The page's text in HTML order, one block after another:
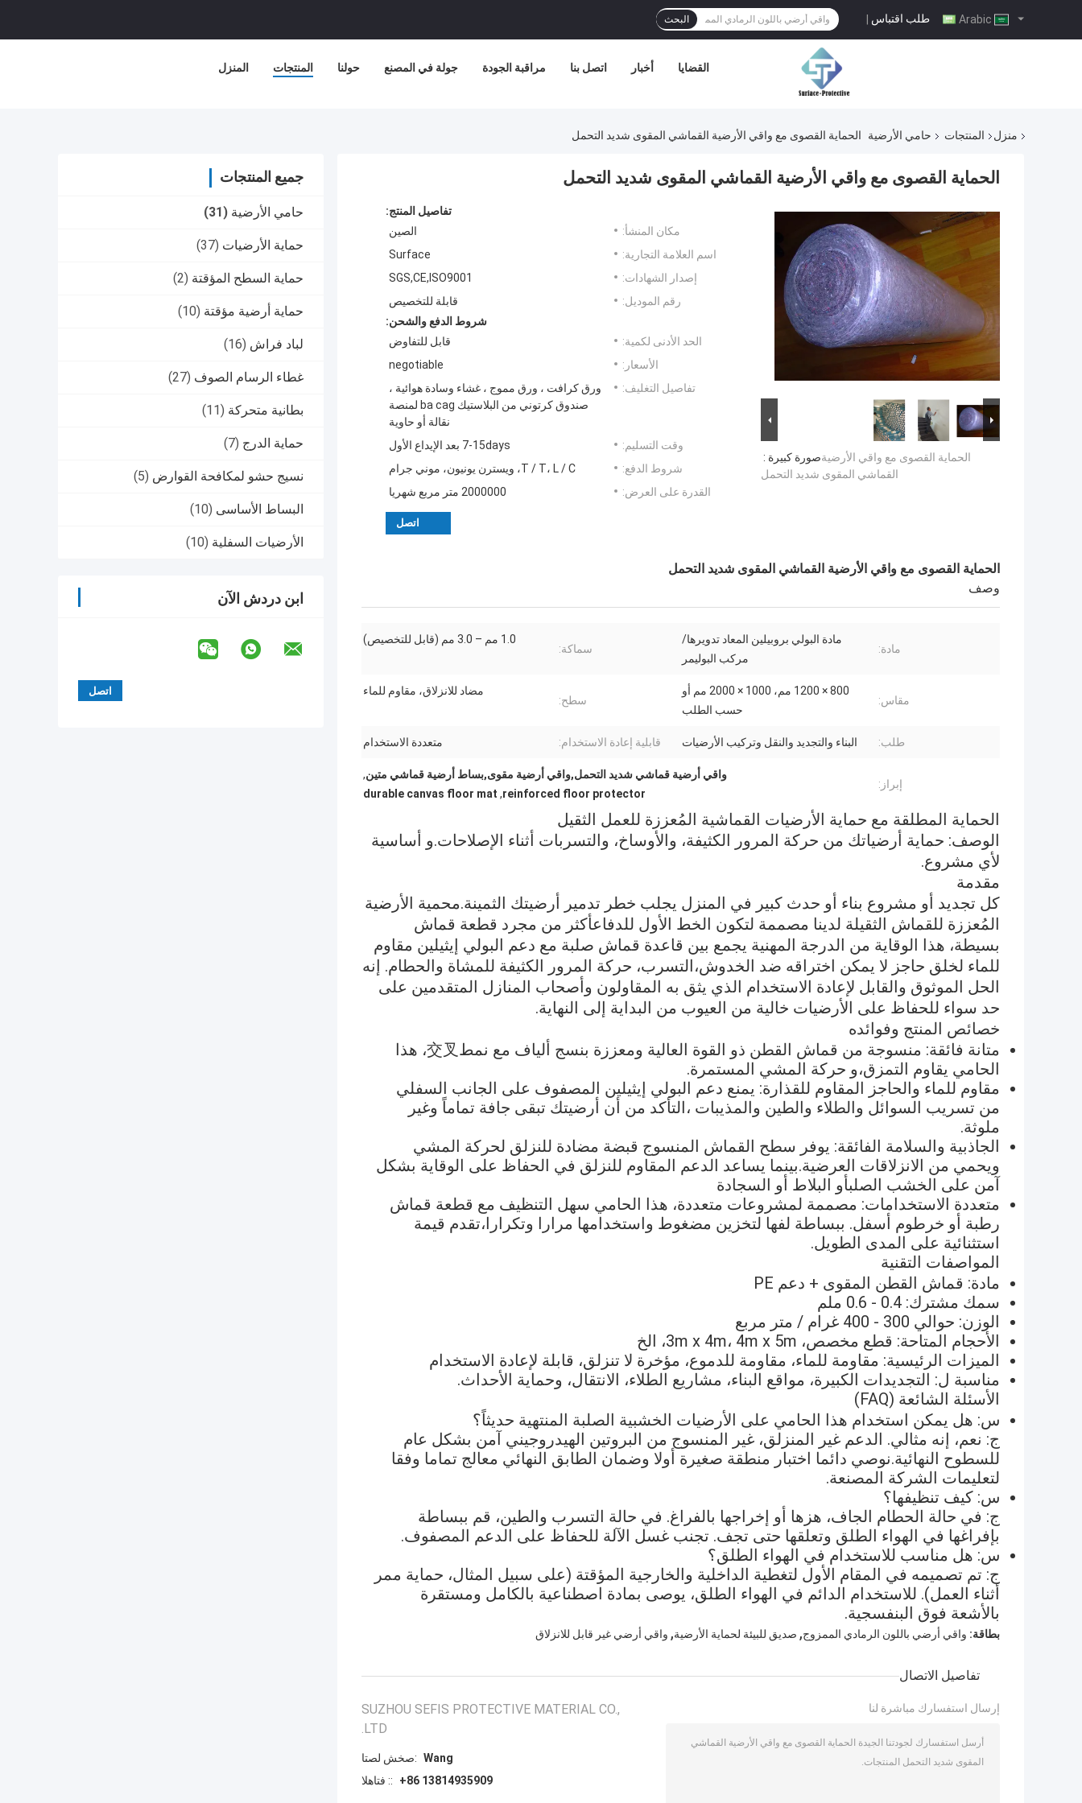
طلب اقتباس | البحث
المنزل المنتجات حولنا جولة في المصنع مراقبة الجودة اتصل بنا أخبار القضايا
منزل المنتجات حامي الأرضية الحماية القصوى مع واقي الأرضية القماشي المقوى شديد التحمل
جميع المنتجات
حامي الأرضية (31)
حماية الأرضيات (37)
حماية السطح المؤقتة (2)
حماية أرضية مؤقتة (10)
لباد فراش (16)
غطاء الرسام الصوف (27)
بطانية متحركة (11)
حماية الدرج (7)
نسيج حشو لمكافحة القوارض (5)
البساط الأساسى (10)
الأرضيات السفلية (10)
ابن دردش الآن
الحماية القصوى مع واقي الأرضية القماشي المقوى شديد التحمل
صورة كبيرة :الحماية القصوى مع واقي الأرضية
القماشي المقوى شديد التحمل
تفاصيل المنتج:
مكان المنشأ:
الصين
اسم العلامة التجارية:
Surface
إصدار الشهادات:
SGS,CE,ISO9001
رقم الموديل:
قابلة للتخصيص
شروط الدفع والشحن:
الحد الأدنى لكمية:
قابل للتفاوض
الأسعار:
negotiable
تفاصيل التغليف:
ورق كرافت ، ورق مموج ، غشاء وسادة هوائية ،
صندوق كرتوني من البلاستيك ba cag لمنصة
نقالة أو حاوية
وقت التسليم:
7-15days بعد الإيداع الأول
شروط الدفع:
T / T، L / C، ويسترن يونيون، موني جرام
القدرة على العرض:
2000000 متر مربع شهريا
اتصل
الحماية القصوى مع واقي الأرضية القماشي المقوى شديد التحمل
وصف
مادة:
مادة البولي بروبيلين المعاد تدويرها/
مركب البوليمر
سماكة:
1.0 مم – 3.0 مم (قابل للتخصيص)
مقاس:
800 × 1200 مم، 1000 × 2000 مم أو
حسب الطلب
سطح:
مضاد للانزلاق، مقاوم للماء
طلب: البناء والتجديد والنقل وتركيب الأرضيات قابلية إعادة الاستخدام: متعددة الاستخدام
إبراز:
واقي أرضية قماشي شديد التحمل,واقي أرضية مقوى,بساط أرضية قماشي متين,
reinforced floor protector
,
durable canvas floor mat
الحماية المطلقة مع حماية الأرضيات القماشية المُعززة للعمل الثقيل
الوصف: حماية أرضياتك من حركة المرور الكثيفة، والأوساخ، والتسربات أثناء الإصلاحات.و أساسية
لأي مشروع.
مقدمة
كل تجديد أو مشروع بناء أو حدث كبير في المنزل يجلب خطر تدمير أرضيتك الثمينة.محمية الأرضية
المُعززة للقماش الثقيلة لدينا مصممة لتكون الخط الأول للدفاعأكثر من مجرد قطعة قماش
بسيطة، هذا الوقاية من الدرجة المهنية يجمع بين قاعدة قماش صلبة مع دعم البولي إيثيلين مقاوم
للماء لخلق حاجز لا يمكن اختراقه ضد الخدوش،التسرب، حركة المرور الكثيفة للمشاة والحطام. إنه
الحل الموثوق والقابل لإعادة الاستخدام الذي يثق به المقاولون وأصحاب المنازل المتقدمين على
حد سواء للحفاظ على الأرضيات خالية من العيوب من البداية إلى النهاية.
خصائص المنتج وفوائده
متانة فائقة: منسوجة من قماش القطن ذو القوة العالية ومعززة بنسج ألياف مع نمط交叉، هذا
الحامي يقاوم التمزق،و حركة المشي المستمرة.
مقاوم للماء والحاجز المقاوم للقذارة: يمنع دعم البولي إيثيلين المصفوف على الجانب السفلي
من تسريب السوائل والطلاء والطين والمذيبات ،التأكد من أن أرضيتك تبقى جافة تماماً وغير
ملوثة.
الجاذبية والسلامة الفائقة: يوفر سطح القماش المنسوج قبضة مضادة للنزلق لحركة المشي
ويحمي من الانزلاقات العرضية.بينما يساعد الدعم المقاوم للنزلق في الحفاظ على الوقاية بشكل
آمن على الخشب الصلبأو البلاط أو السجادة
متعددة الاستخدامات: مصممة لمشروعات متعددة، هذا الحامي سهل التنظيف مع قطعة قماش
رطبة أو خرطوم أسفل. ببساطة لفها لتخزين مضغوط واستخدامها مرارا وتكرارا،تقدم قيمة
استثنائية على المدى الطويل.
المواصفات التقنية
مادة: قماش القطن المقوى + دعم PE
سمك مشترك: 0.4 - 0.6 ملم
الوزن: حوالي 300 - 400 غرام / متر مربع
الأحجام المتاحة: قطع مخصص، 3m x 4m، 4m x 5m، الخ
الميزات الرئيسية: مقاومة للماء، مقاومة للدموع، مؤخرة لا تنزلق، قابلة لإعادة الاستخدام
مناسبة ل: التجديدات الكبيرة، مواقع البناء، مشاريع الطلاء، الانتقال، وحماية الأحداث.
الأسئلة الشائعة (FAQ)
س: هل يمكن استخدام هذا الحامي على الأرضيات الخشبية الصلبة المنتهية حديثاً؟
ج: نعم، إنه مثالي. الدعم غير المنزلق، غير المنسوج من البروتين الهيدروجيني آمن بشكل عام
للسطوح النهائية.نوصي دائما اختبار منطقة صغيرة أولا وضمان الطابق النهائي معالج تماما وفقا
لتعليمات الشركة المصنعة.
س: كيف تنظيفها؟
ج: في حالة الحطام الجاف، هزها أو إخراجها بالفراغ. في حالة التسرب والطين، قم ببساطة
بإفراغها في الهواء الطلق وتعلقها حتى تجف. تجنب غسل الآلة للحفاظ على الدعم المصفوف.
س: هل مناسب للاستخدام في الهواء الطلق؟
ج: تم تصميمه في المقام الأول لتغطية الداخلية والخارجية المؤقتة (على سبيل المثال، حماية ممر
أثناء العمل). للاستخدام الدائم في الهواء الطلق، يوصى بمادة اصطناعية بالكامل ومستقرة
بالأشعة فوق البنفسجية.
بطاقة: واقي أرضي باللون الرمادي الممزوج, صديق للبيئة لحماية الأرضية, واقي أرضي غير قابل للانزلاق
تفاصيل الاتصال
SUZHOU SEFIS PROTECTIVE MATERIAL CO.,
LTD.
اتصل شخص: Wang
الهاتف ::
+86 13814935909
إرسال استفسارك مباشرة لنا